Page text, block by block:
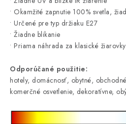
• Okamžité zapnutie 100% svetla,
• Určené pre typ držiaku E27
• Žiadne blikanie
• Priama náhrada za klasické žiarovky
Odporúčané použitie:
hotely, domácnosť, obytné,
komerčné osvetlenie, dekoratívne,